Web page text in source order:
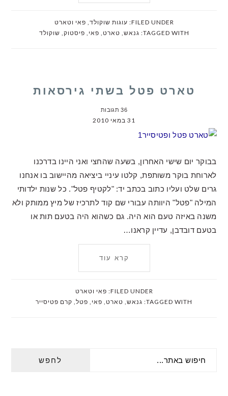
FILED UNDER: עוגות שוקולד, פאי וטארט
TAGGED WITH: גנאש, טארט , פאי , פיסטוק, שוקולד
טארט פטל בשתי גירסאות
36 תגובות
31 במאי 2010
בבוקר יום שישי האחרון, בשעה שהחצי ואני היינו בדרכנו
לארוחת בוקר משותפת, קלטו עיניי ביציאה מהיישוב בו אנחנו
גרים שלט ועליו כתוב בכתב יד: "לקטיף פטל". כל שנות ילדותי
המילה "פטל" היוותה עבורי שם קוד לתרכיז של מיץ ממותק ולא
משנה באיזה טעם הוא היה. גם כשהוא היה בטעם תות או
בטעם דובדבן, עדיין קראנו…
קרא עוד
FILED UNDER: פאי וטארט
TAGGED WITH: גנאש, טארט , פאי , פטל, קרם פטיסייר
SIDEBAR